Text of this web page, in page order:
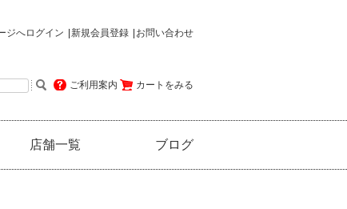
ジへログイン 新規会員登録 お問い合わせ
ご利用案内 カートをみる
店舗一覧 ブログ